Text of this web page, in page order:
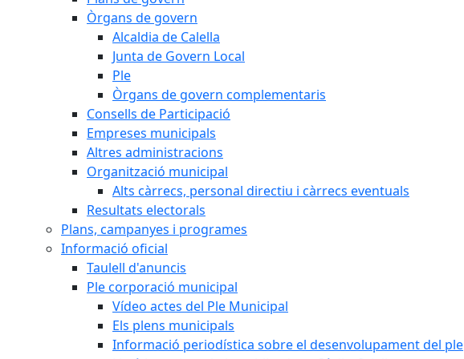
Òrgans de govern
Alcaldia de Calella
Junta de Govern Local
Ple
Òrgans de govern complementaris
Consells de Participació
Empreses municipals
Altres administracions
Organització municipal
Alts càrrecs, personal directiu i càrrecs eventuals
Resultats electorals
Plans, campanyes i programes
Informació oficial
Taulell d'anuncis
Ple corporació municipal
Vídeo actes del Ple Municipal
Els plens municipals
Informació periodística sobre el desenvolupament del ple